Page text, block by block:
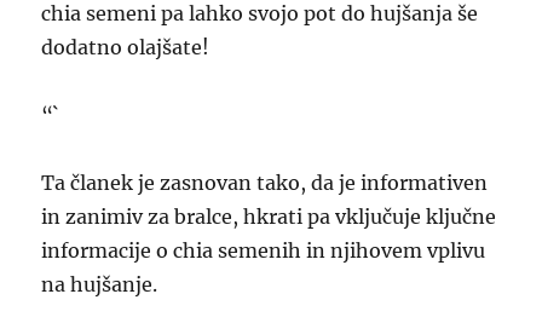
chia semeni pa lahko svojo pot do hujšanja še
dodatno olajšate!
“`
Ta članek je zasnovan tako, da je informativen
in zanimiv za bralce, hkrati pa vključuje ključne
informacije o chia semenih in njihovem vplivu
na hujšanje.